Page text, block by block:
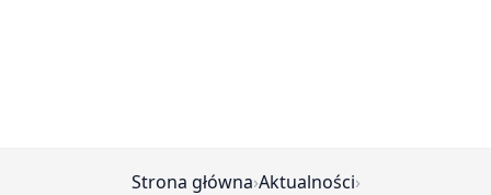
Strona główna›Aktualności›